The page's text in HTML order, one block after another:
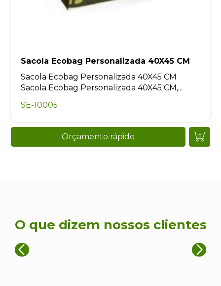
Sacola Ecobag Personalizada 40X45 CM
Sacola Ecobag Personalizada 40X45 CM
Sacola Ecobag Personalizada 40X45 CM,...
SE-10005
Orçamento rápido
O que dizem nossos clientes